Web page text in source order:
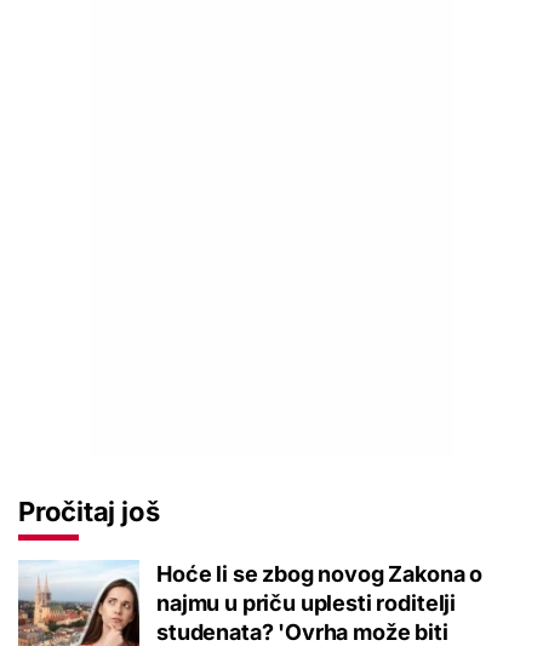
Pročitaj još
Hoće li se zbog novog Zakona o
najmu u priču uplesti roditelji
studenata? 'Ovrha može biti